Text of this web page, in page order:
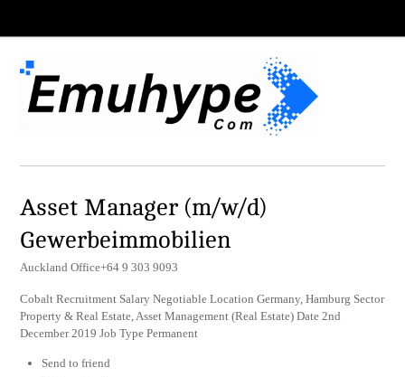
Asset Manager (m/w/d)
Gewerbeimmobilien
Auckland Office+64 9 303 9093
Cobalt Recruitment Salary Negotiable Location Germany, Hamburg Sector
Property & Real Estate, Asset Management (Real Estate) Date 2nd
December 2019 Job Type Permanent
Send to friend